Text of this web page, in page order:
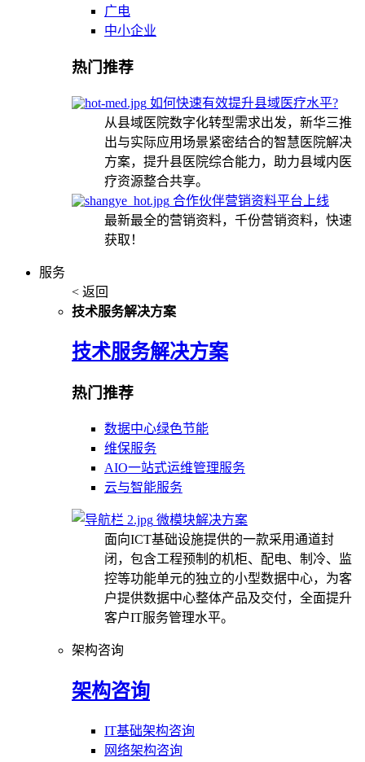
广电
中小企业
热门推荐
如何快速有效提升县域医疗水平?
从县域医院数字化转型需求出发，新华三推
出与实际应用场景紧密结合的智慧医院解决
方案，提升县医院综合能力，助力县域内医
疗资源整合共享。
合作伙伴营销资料平台上线
最新最全的营销资料，千份营销资料，快速
获取！
服务
< 返回
技术服务解决方案
技术服务解决方案
热门推荐
数据中心绿色节能
维保服务
AIO一站式运维管理服务
云与智能服务
微模块解决方案
面向ICT基础设施提供的一款采用通道封
闭，包含工程预制的机柜、配电、制冷、监
控等功能单元的独立的小型数据中心，为客
户提供数据中心整体产品及交付，全面提升
客户IT服务管理水平。
架构咨询
架构咨询
IT基础架构咨询
网络架构咨询